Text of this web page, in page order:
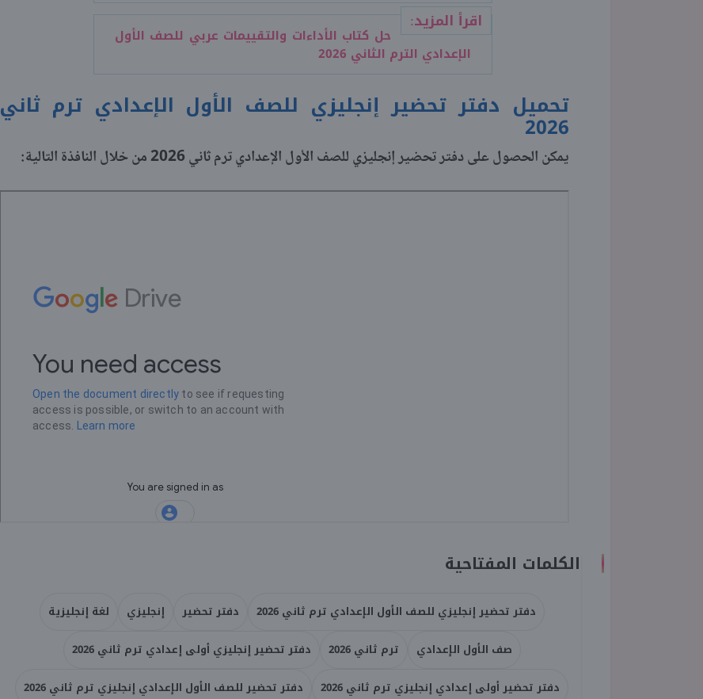
اقرأ المزيد:
حل كتاب الأداءات والتقييمات عربي للصف الأول
الإعدادي الترم الثاني 2026
تحميل دفتر تحضير إنجليزي للصف الأول الإعدادي ترم ثاني
2026
يمكن الحصول على دفتر تحضير إنجليزي للصف الأول الإعدادي ترم ثاني 2026 من خلال النافذة التالية:
الكلمات المفتاحية
دفتر تحضير إنجليزي للصف الأول الإعدادي ترم ثاني 2026 دفتر تحضير إنجليزي
لغة إنجليزية
صف الأول الإعدادي
ترم ثاني 2026
دفتر تحضير إنجليزي أولى إعدادي ترم ثاني 2026
دفتر تحضير أولى إعدادي إنجليزي ترم ثاني 2026
دفتر تحضير للصف الأول الإعدادي إنجليزي ترم ثاني 2026